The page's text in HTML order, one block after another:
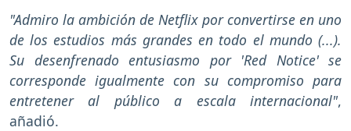
"Admiro la ambición de Netflix por convertirse en uno
de los estudios más grandes en todo el mundo (...).
Su desenfrenado entusiasmo por 'Red Notice' se
corresponde igualmente con su compromiso para
entretener al público a escala internacional",
añadió.